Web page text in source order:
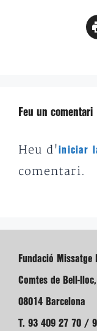
Feu un comentari
Heu d'iniciar
comentari.
Fundació Missatge
Comtes de Bell-
08014 Barcelona
T. 93 409 27 70 /